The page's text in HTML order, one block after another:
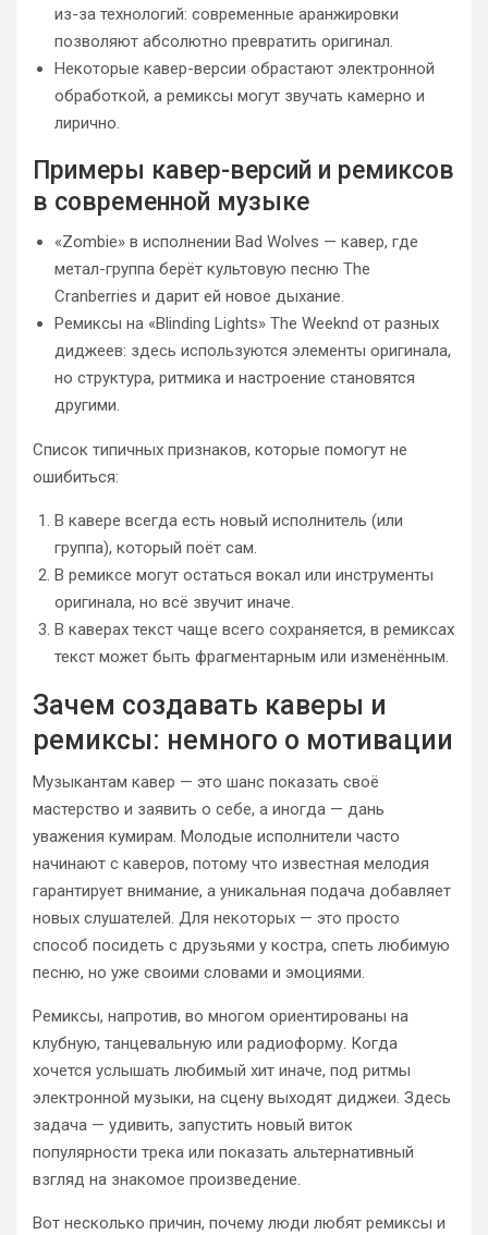
из-за технологий: современные аранжировки
позволяют абсолютно превратить оригинал.
Некоторые кавер-версии обрастают электронной
обработкой, а ремиксы могут звучать камерно и
лирично.
Примеры кавер-версий и ремиксов
в современной музыке
«Zombie» в исполнении Bad Wolves — кавер, где
метал-группа берёт культовую песню The
Cranberries и дарит ей новое дыхание.
Ремиксы на «Blinding Lights» The Weeknd от разных
диджеев: здесь используются элементы оригинала,
но структура, ритмика и настроение становятся
другими.
Список типичных признаков, которые помогут не
ошибиться:
В кавере всегда есть новый исполнитель (или
группа), который поёт сам.
В ремиксе могут остаться вокал или инструменты
оригинала, но всё звучит иначе.
В каверах текст чаще всего сохраняется, в ремиксах
текст может быть фрагментарным или изменённым.
Зачем создавать каверы и
ремиксы: немного о мотивации
Музыкантам кавер — это шанс показать своё
мастерство и заявить о себе, а иногда — дань
уважения кумирам. Молодые исполнители часто
начинают с каверов, потому что известная мелодия
гарантирует внимание, а уникальная подача добавляет
новых слушателей. Для некоторых — это просто
способ посидеть с друзьями у костра, спеть любимую
песню, но уже своими словами и эмоциями.
Ремиксы, напротив, во многом ориентированы на
клубную, танцевальную или радиоформу. Когда
хочется услышать любимый хит иначе, под ритмы
электронной музыки, на сцену выходят диджеи. Здесь
задача — удивить, запустить новый виток
популярности трека или показать альтернативный
взгляд на знакомое произведение.
Вот несколько причин, почему люди любят ремиксы и